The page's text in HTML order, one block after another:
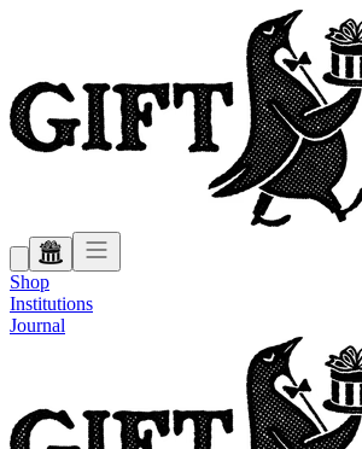
Shop
Institutions
Journal